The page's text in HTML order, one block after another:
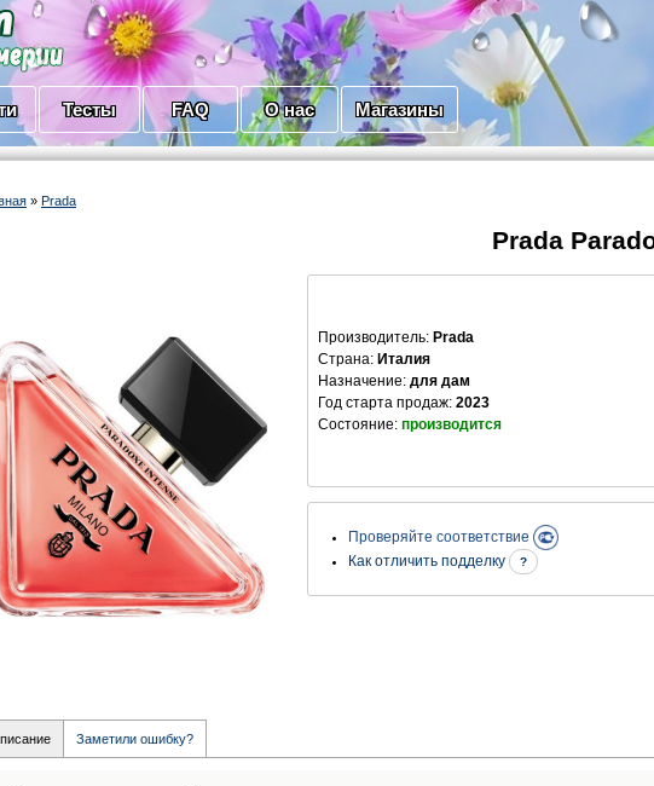
Тесты FAQ О нас Магазины
» Prada
Prada
Производитель: Prada
Страна: Италия
Назначение: для дам
Год старта продаж: 2023
Состояние: производится
Проверяйте соответствие
Как отличить подделку
?
Заметили ошибку?